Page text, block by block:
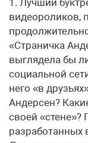
1. Лучший
видеороликов,
«Страничка
выглядела бы
социальной
него «в
Андерсен?
своей
разработанных